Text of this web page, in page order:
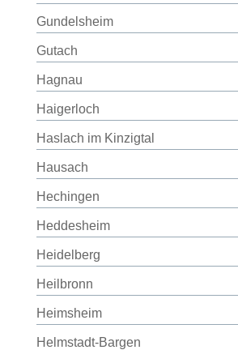
Gundelsheim
Gutach
Hagnau
Haigerloch
Haslach im Kinzigtal
Hausach
Hechingen
Heddesheim
Heidelberg
Heilbronn
Heimsheim
Helmstadt-Bargen